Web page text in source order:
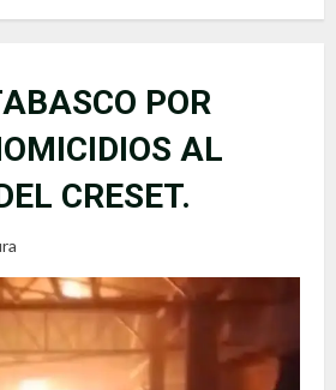
POR
AL
CRESET.